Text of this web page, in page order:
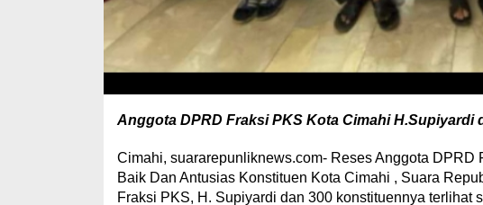
Anggota DPRD Fraksi PKS Kota Cimahi H.Supiyardi
Cimahi, suararepunliknews.com- Reses Anggota
Baik Dan Antusias Konstituen Kota Cimahi , Suara
Fraksi PKS, H. Supiyardi dan 300 konstituennya terlihat